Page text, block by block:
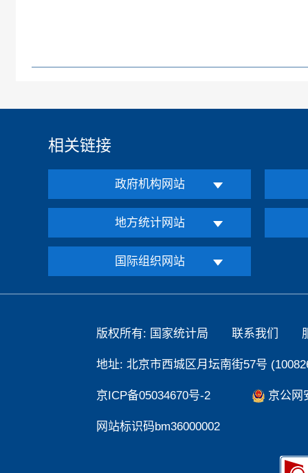
相关链接
政府机构网站
地方统计网站
国际组织网站
版权所有: 国家统计局 联系我们
地址: 北京市西城区月坛南街57号
京ICP备05034670号-2 京公网
网站标识码bm36000002